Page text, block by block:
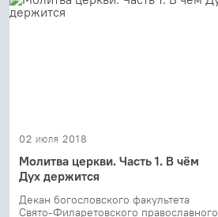
02 июля 2018
Молитва церкви. Часть 1. В чём
Дух держится
Декан богословского факультета
Свято-Филаретовского православного